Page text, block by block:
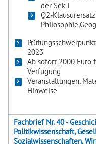
der Sek I
Q2-
2023
Ab sofort 2000 Euro
Verfügung
Veranstaltungen,
Hinweise
Fachbrief Nr. 40 -
Politikwissenschaft,
Sozialwissenschaften,